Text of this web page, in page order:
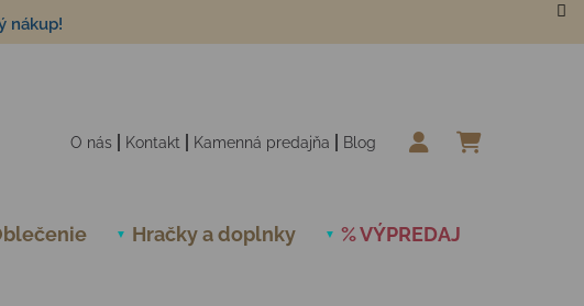
nákup!
O nás Kontakt Kamenná predajňa Blog
Hračky a doplnky % VÝPREDAJ